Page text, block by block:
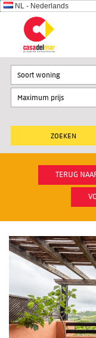
NL - Nederlands
Soort woning
TERUG